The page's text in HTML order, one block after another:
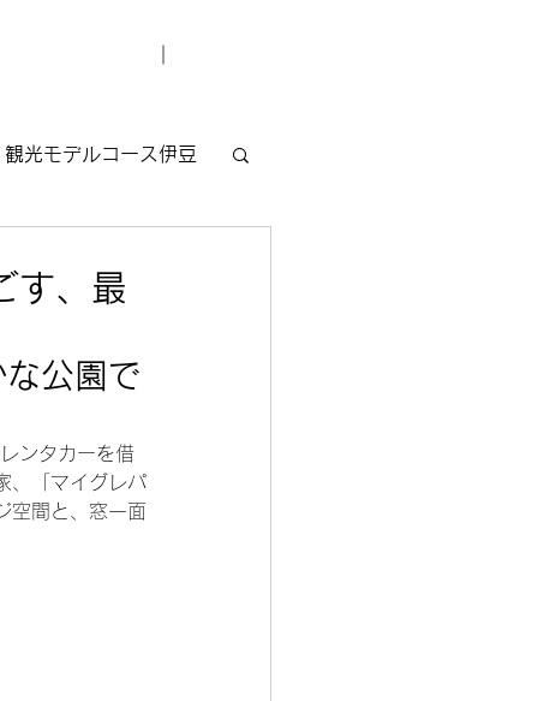
観光モデルコース伊豆
す、最
公園で
ンタカーを借
、「マイグレパ
空間と、窓一面